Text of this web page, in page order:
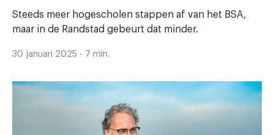
Steeds meer hogescholen stappen af van het BSA,
maar in de Randstad gebeurt dat minder.
30 januari 2025 - 7 min.